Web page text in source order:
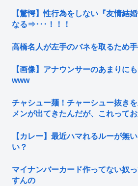
【驚愕】性行為をしない『友情結
なる⇒･･･！！！
高橋名人が左手のバネを取るため
【画像】アナウンサーのあまりに
www
チャシュー麺！チャーシュー抜き
メンが出てきたんだが、これって
【カレー】最近ハマれるルーが無
い？
マイナンバーカード作ってない奴
すんの